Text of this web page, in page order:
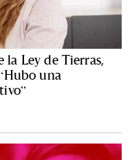
la Ley de Tierras,
una